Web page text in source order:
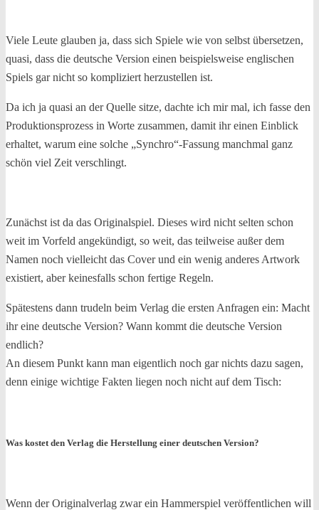
Viele Leute glauben ja, dass sich Spiele wie von selbst übersetzen,
quasi, dass die deutsche Version einen beispielsweise englischen
Spiels gar nicht so kompliziert herzustellen ist.
Da ich ja quasi an der Quelle sitze, dachte ich mir mal, ich fasse den
Produktionsprozess in Worte zusammen, damit ihr einen Einblick
erhaltet, warum eine solche „Synchro“-Fassung manchmal ganz
schön viel Zeit verschlingt.
Zunächst ist da das Originalspiel. Dieses wird nicht selten schon
weit im Vorfeld angekündigt, so weit, das teilweise außer dem
Namen noch vielleicht das Cover und ein wenig anderes Artwork
existiert, aber keinesfalls schon fertige Regeln.
Spätestens dann trudeln beim Verlag die ersten Anfragen ein: Macht
ihr eine deutsche Version? Wann kommt die deutsche Version
endlich?
An diesem Punkt kann man eigentlich noch gar nichts dazu sagen,
denn einige wichtige Fakten liegen noch nicht auf dem Tisch:
Was kostet den Verlag die Herstellung einer deutschen Version?
Wenn der Originalverlag zwar ein Hammerspiel veröffentlichen will